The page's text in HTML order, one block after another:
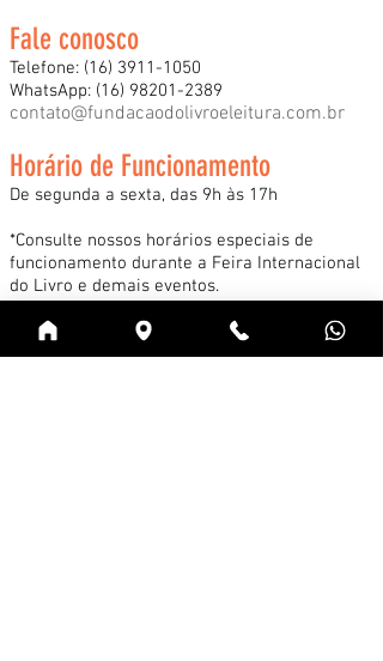
Fale conosco
Telefone: (16) 3911-1050
WhatsApp: (16) 98201-2389
contato@fundacaodolivroeleitura.com.br
Horário de Funcionamento
De segunda a sexta, das 9h às 17h
*Consulte nossos horários especiais de
funcionamento durante a Feira Internacional
do Livro e demais eventos.